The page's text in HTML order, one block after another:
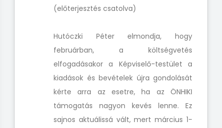
(előterjesztés csatolva)
Hutóczki Péter elmondja, hogy
februárban, a költségvetés
elfogadásakor a Képviselő-testület a
kiadások és bevételek újra gondolását
kérte arra az esetre, ha az ÖNHIKI
támogatás nagyon kevés lenne. Ez
sajnos aktuálissá vált, mert március 1-